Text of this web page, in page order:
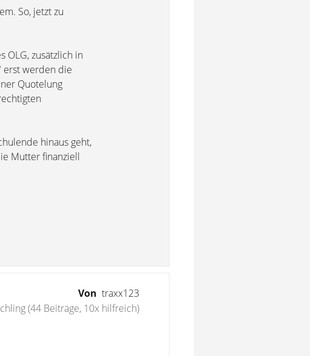
So, jetzt zu
OLG, zusätzlich in
erst werden die
Quotelung
hinaus geht,
Mutter finanziell
Von traxx123
(44 Beiträge, 10x hilfreich)